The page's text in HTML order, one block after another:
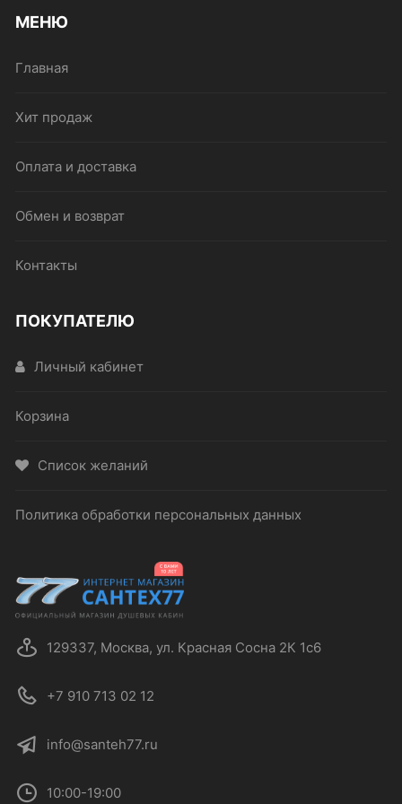
МЕНЮ
Главная
Хит продаж
Оплата и доставка
Обмен и возврат
Контакты
ПОКУПАТЕЛЮ
Личный кабинет
Корзина
Список желаний
Политика обработки персональных данных
129337, Москва, ул. Красная Сосна 2К 1с6
+7 910 713 02 12
info@santeh77.ru
10:00-19:00